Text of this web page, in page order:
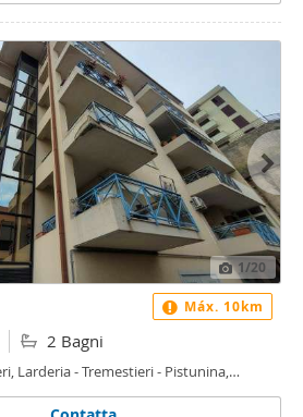
1/20
2 Bagni
Larderia - Tremestieri - Pistunina,
Máx. 10km